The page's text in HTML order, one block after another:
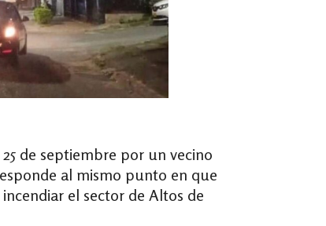
de septiembre por un vecino
al mismo punto en que
el sector de Altos de